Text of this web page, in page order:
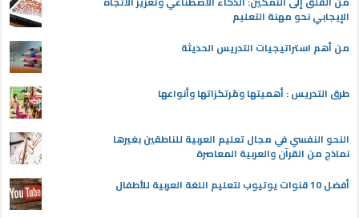
الإيجابي نحو مهنة التعليم
من أهم استراتيجيات التدريس الحديثة
طرق التدريس : أهميتها ومُرتكزاتها وأنواعها
النحو النفسي في مجال تعليم العربية للناطقين بغيرها
نماذج من القرآن والعربية المعاصرة
أفضل 10 قنوات يوتيوب لتعليم اللغة العربية للأطفال